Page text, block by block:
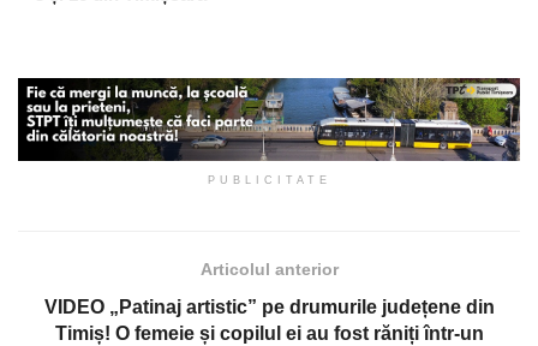
PUBLICITATE
Articolul anterior
VIDEO „Patinaj artistic” pe drumurile județene din
Timiș! O femeie și copilul ei au fost răniți într-un